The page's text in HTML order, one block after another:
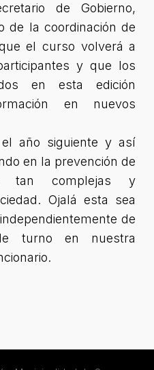
de Gobierno,
de la coordinación de
el curso volverá a
y que los
en esta edición
en nuevos
año siguiente y así
en la prevención de
tan complejas y
Ojalá esta sea
de
turno en nuestra